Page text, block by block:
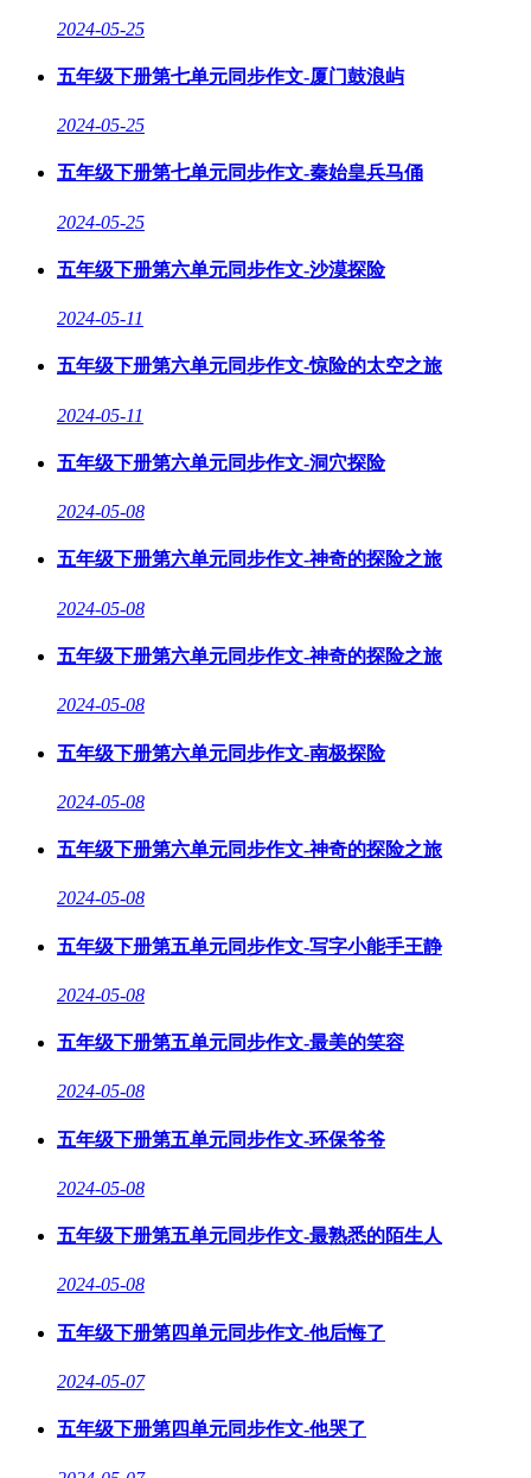
2024-05-25
五年级下册第七单元同步作文-厦门鼓浪屿
2024-05-25
五年级下册第七单元同步作文-秦始皇兵马俑
2024-05-25
五年级下册第六单元同步作文-沙漠探险
2024-05-11
五年级下册第六单元同步作文-惊险的太空之旅
2024-05-11
五年级下册第六单元同步作文-洞穴探险
2024-05-08
五年级下册第六单元同步作文-神奇的探险之旅
2024-05-08
五年级下册第六单元同步作文-神奇的探险之旅
2024-05-08
五年级下册第六单元同步作文-南极探险
2024-05-08
五年级下册第六单元同步作文-神奇的探险之旅
2024-05-08
五年级下册第五单元同步作文-写字小能手王静
2024-05-08
五年级下册第五单元同步作文-最美的笑容
2024-05-08
五年级下册第五单元同步作文-环保爷爷
2024-05-08
五年级下册第五单元同步作文-最熟悉的陌生人
2024-05-08
五年级下册第四单元同步作文-他后悔了
2024-05-07
五年级下册第四单元同步作文-他哭了